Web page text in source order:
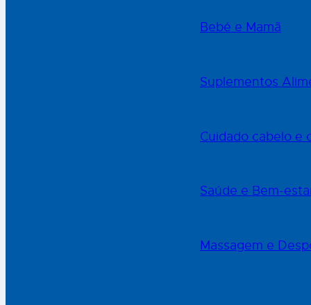
Bebé e Mamã
Suplementos
Cuidado cabelo e
Saúde e Bem-
Massagem e